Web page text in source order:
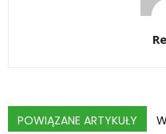
POWIĄZANE ARTYKUŁY